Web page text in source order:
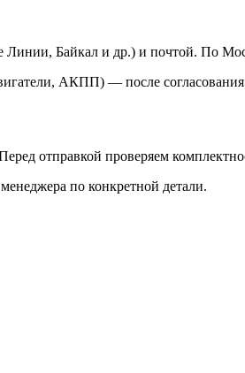
Байкал и др.) и почтой. По
АКПП) — после согласования
отправкой проверяем
по конкретной детали.